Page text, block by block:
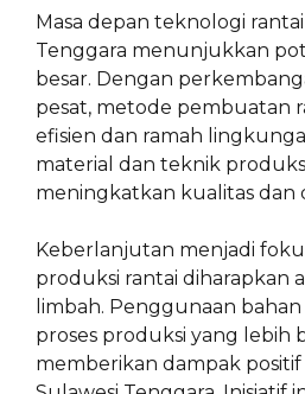
Masa depan teknologi
Tenggara menunjukkan
besar. Dengan
pesat, metode pembuatan
efisien dan ramah
material dan teknik
meningkatkan kualitas dan
Keberlanjutan menjadi
produksi rantai diharapkan
limbah. Penggunaan
proses produksi yang lebih
memberikan dampak positif